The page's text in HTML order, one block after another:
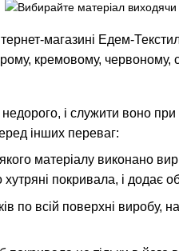
магазині Едем-
кремовому, червоному,
і служити воно при
інших переваг:
матеріалу виконано
покривала, і
по всій поверхні